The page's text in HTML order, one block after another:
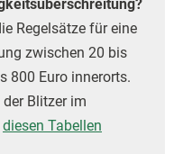
Regelsätze für eine
zwischen 20 bis
800 Euro innerorts.
Blitzer im
diesen Tabellen